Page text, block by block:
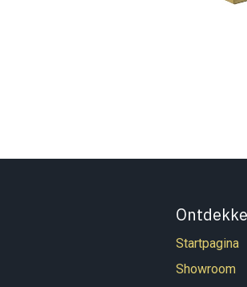
Startpagina
Showroom